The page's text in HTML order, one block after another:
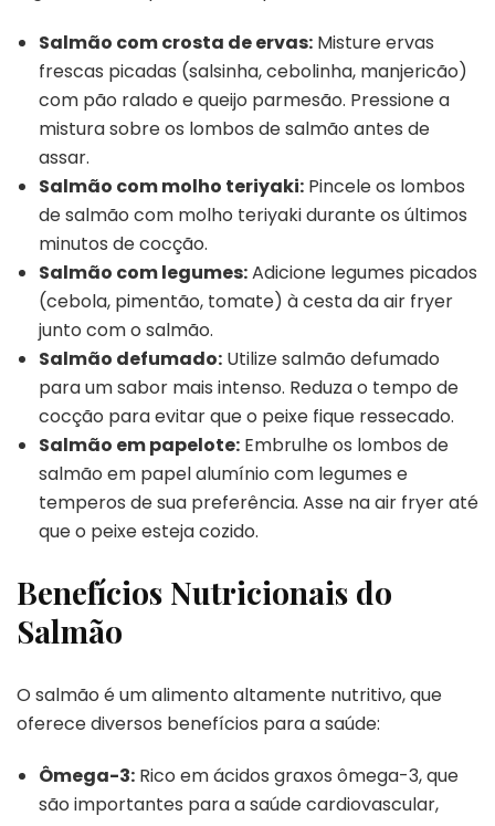
Salmão com crosta de ervas: Misture ervas
frescas picadas (salsinha, cebolinha, manjericão)
com pão ralado e queijo parmesão. Pressione a
mistura sobre os lombos de salmão antes de
assar.
Salmão com molho teriyaki: Pincele os lombos
de salmão com molho teriyaki durante os últimos
minutos de cocção.
Salmão com legumes:Adicione legumes picados
(cebola, pimentão, tomate) à cesta da air fryer
junto com o salmão.
Salmão defumado: Utilize salmão defumado
para um sabor mais intenso. Reduza o tempo de
cocção para evitar que o peixe fique ressecado.
Salmão em papelote: Embrulhe os lombos de
salmão em papel alumínio com legumes e
temperos de sua preferência. Asse na air fryer até
que o peixe esteja cozido.
Benefícios Nutricionais do
Salmão
O salmão é um alimento altamente nutritivo, que
oferece diversos benefícios para a saúde:
Ômega-3: Rico em ácidos graxos ômega-3, que
são importantes para a saúde cardiovascular,